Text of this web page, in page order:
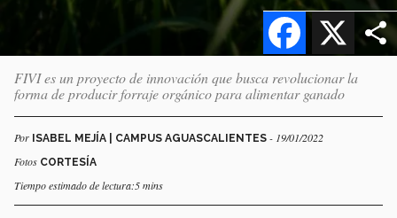
X
Facebook
FIVI es un proyecto de innovación que busca revolucionar la
forma de producir forraje orgánico para alimentar ganado
Por ISABEL MEJÍA | CAMPUS AGUASCALIENTES - 19/01/2022
Fotos CORTESÍA
Tiempo estimado de lectura:5 mins